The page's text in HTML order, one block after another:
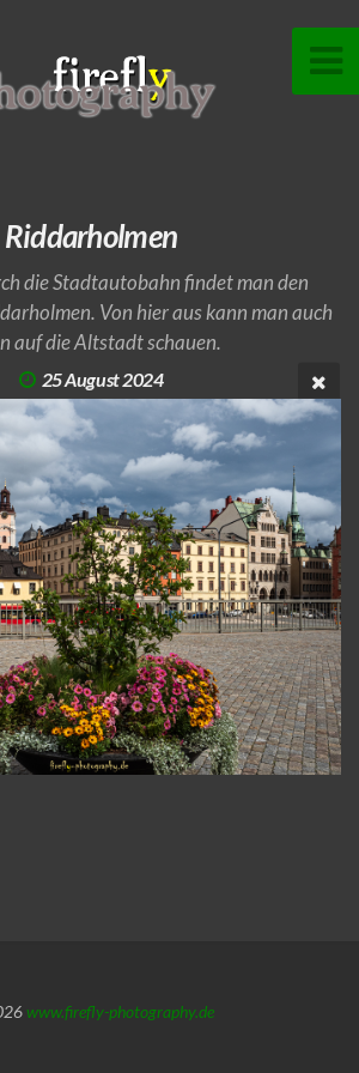
Riddarholmen
die Stadtautobahn findet man den
Von hier aus kann man auch
auf die Altstadt schauen.
25 August 2024
www.firefly-photography.de